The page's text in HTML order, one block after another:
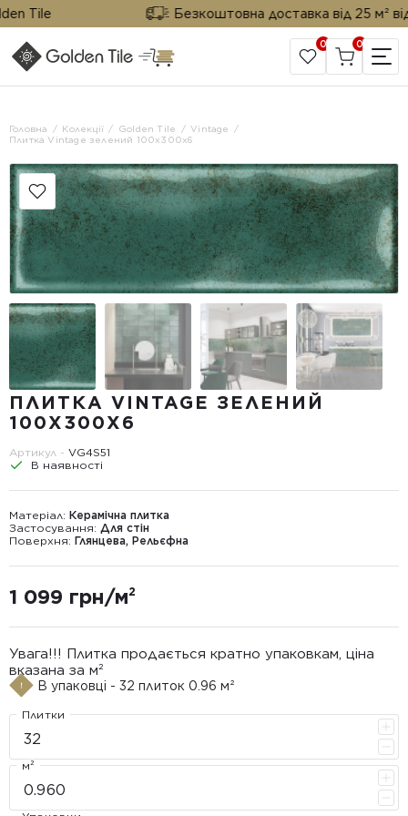
Tile Безкоштовна доставка від 25 м² від
САЙТ КОМПАНІЇ
0 0
Головна Колекції Golden Tile
Vintage
Плитка Vintage зелений 100х300x6
ПЛИТКА VINTAGE ЗЕЛЕНИЙ
100Х300X6
Артикул - VG4S51
В наявності
Матеріал: Керамічна плитка
Застосування: Для стін
Поверхня: Глянцева, Рельєфна
1 099 грн/м²
Увага!!! Плитка продається кратно упаковкам, ціна
вказана за м²
В упаковці - 32 плиток 0.96 м²
Плитки
м²